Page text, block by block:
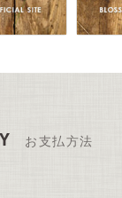
お支払方法